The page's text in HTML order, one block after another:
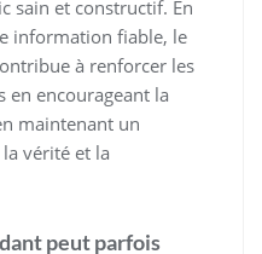
sain et constructif. En
information fiable, le
à renforcer les
encourageant la
maintenant un
vérité et la
peut parfois